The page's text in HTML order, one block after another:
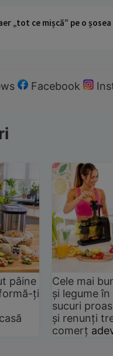
„tot ce mișcă” pe o
Facebook
pâine
ți
Cele mai
și legume
sucuri
și renunți
comerț